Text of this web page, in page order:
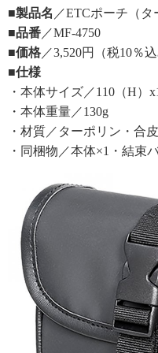
■製品名 ／ETCポーチ（タ
■品番 ／MF-4750
■価格 ／3,520円（税10％込
■仕様
・本体サイズ／110（H）
・本体重量／130g
・材質／ターポリン・合皮
・同梱物／本体×1・結束